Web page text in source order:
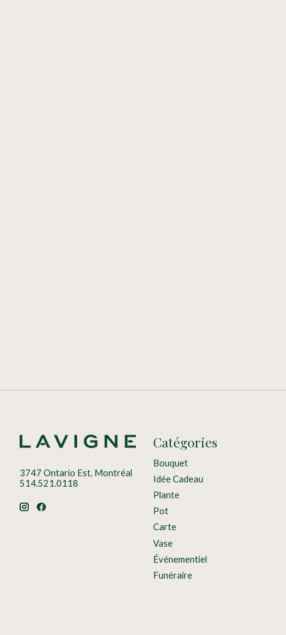
3747 Ontario Est, Montréal
514.521.0118
Catégories
Bouquet
Idée Cadeau
Plante
Pot
Carte
Vase
Événementiel
Funéraire